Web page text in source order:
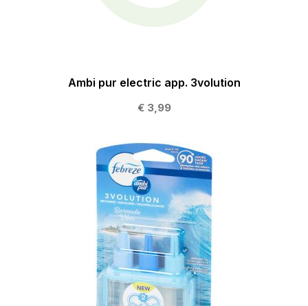
Ambi pur electric app. 3volution
€ 3,99